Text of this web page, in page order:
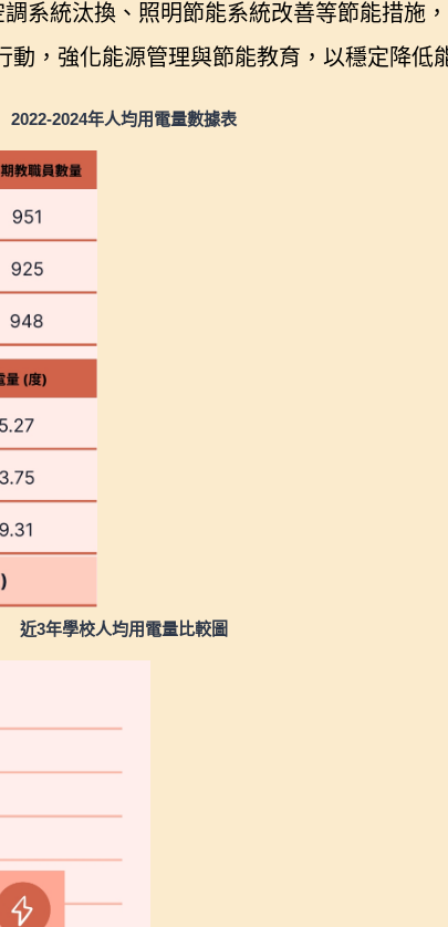
系統汰換、照明節能系統改善等節能措施
，強化能源管理與節能教育，以穩定降低
2022-2024年人均用電量數據表
近3年學校人均用電量比較圖